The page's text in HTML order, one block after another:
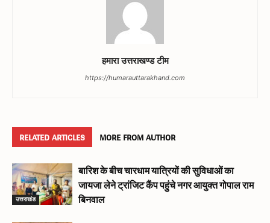
हमारा उत्तराखण्ड टीम
https://humarauttarakhand.com
RELATED ARTICLES MORE FROM AUTHOR
उत्तराखंड
बारिश के बीच चारधाम यात्रियों की सुविधाओं का
जायजा लेने ट्रांजिट कैंप पहुंचे नगर आयुक्त गोपाल राम
बिनवाल